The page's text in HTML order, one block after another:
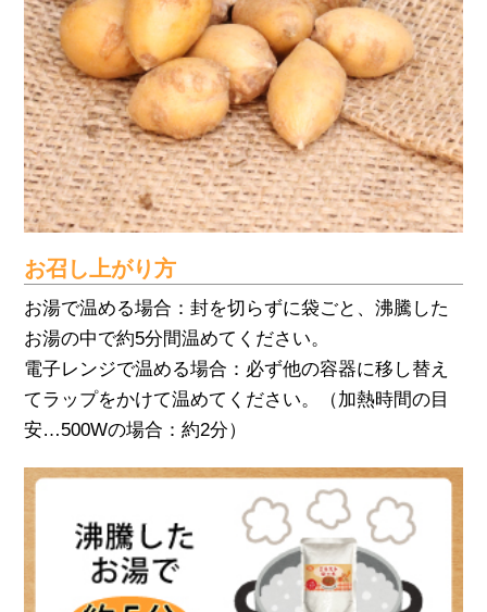
お召し上がり方
お湯で温める場合：封を切らずに袋ごと、沸騰した
お湯の中で約5分間温めてください。
電子レンジで温める場合：必ず他の容器に移し替え
てラップをかけて温めてください。（加熱時間の目
安…500Wの場合：約2分）